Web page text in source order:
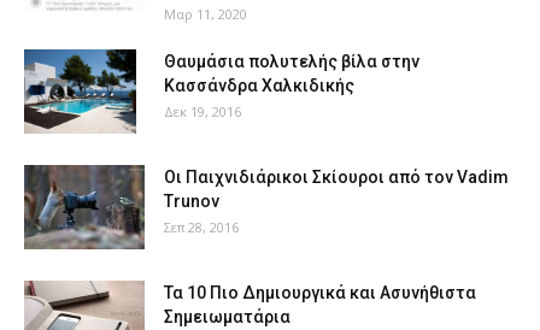
Μαρ 11, 2020
Θαυμάσια πολυτελής βίλα στην
Κασσάνδρα Χαλκιδικής
Δεκ 19, 2016
Οι Παιχνιδιάρικοι Σκίουροι από τον Vadim
Trunov
Σεπ 28, 2016
Τα 10 Πιο Δημιουργικά και Ασυνήθιστα
Σημειωματάρια